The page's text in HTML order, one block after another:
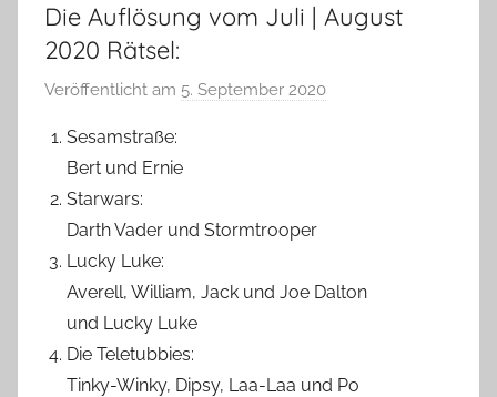
Die Auflösung vom Juli | August
2020 Rätsel:
Veröffentlicht am 5. September 2020
a
e
Sesamstraße:
Bert und Ernie
Starwars:
Darth Vader und Stormtrooper
Lucky Luke:
Averell, William, Jack und Joe Dalton
und Lucky Luke
Die Teletubbies:
Tinky-Winky, Dipsy, Laa-Laa und Po